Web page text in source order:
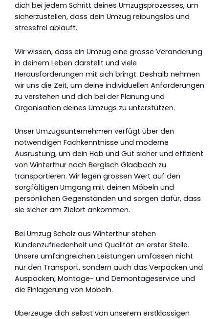
dich bei jedem Schritt deines Umzugsprozesses, um
sicherzustellen, dass dein Umzug reibungslos und
stressfrei abläuft.
Wir wissen, dass ein Umzug eine grosse Veränderung
in deinem Leben darstellt und viele
Herausforderungen mit sich bringt. Deshalb nehmen
wir uns die Zeit, um deine individuellen Anforderungen
zu verstehen und dich bei der Planung und
Organisation deines Umzugs zu unterstützen.
Unser Umzugsunternehmen verfügt über den
notwendigen Fachkenntnisse und moderne
Ausrüstung, um dein Hab und Gut sicher und effizient
von Winterthur nach Bergisch Gladbach zu
transportieren. Wir legen grossen Wert auf den
sorgfältigen Umgang mit deinen Möbeln und
persönlichen Gegenständen und sorgen dafür, dass
sie sicher am Zielort ankommen.
Bei Umzug Scholz aus Winterthur stehen
Kundenzufriedenheit und Qualität an erster Stelle.
Unsere umfangreichen Leistungen umfassen nicht
nur den Transport, sondern auch das Verpacken und
Auspacken, Montage- und Demontageservice und
die Einlagerung von Möbeln.
Überzeuge dich selbst von unserem erstklassigen